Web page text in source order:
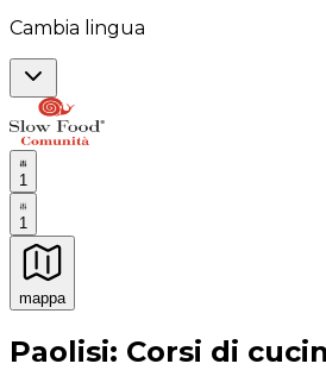
Cambia lingua
1
1
mappa
Esperienze culinarie
Paolisi: Corsi di